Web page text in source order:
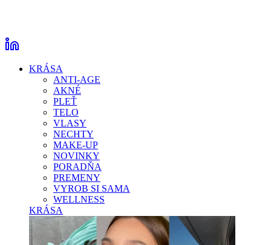
KRÁSA
ANTI-AGE
AKNÉ
PLEŤ
TELO
VLASY
NECHTY
MAKE-UP
NOVINKY
PORADŇA
PREMENY
VYROB SI SAMA
WELLNESS
KRÁSA